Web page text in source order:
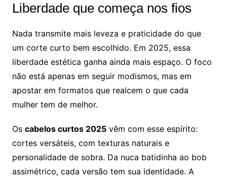
Liberdade que começa nos fios
Nada transmite mais leveza e praticidade do que
um corte curto bem escolhido. Em 2025, essa
liberdade estética ganha ainda mais espaço. O foco
não está apenas em seguir modismos, mas em
apostar em formatos que realcem o que cada
mulher tem de melhor.
Os cabelos curtos 2025vêm com esse espírito:
cortes versáteis, com texturas naturais e
personalidade de sobra. Da nuca batidinha ao bob
assimétrico, cada versão tem sua identidade. A